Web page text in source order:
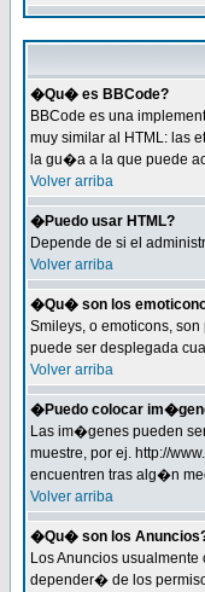
�Qu� es BBCode?
BBCode es una
muy similar al HTML: las
la gu�a a la que puede
Volver arriba
�Puedo usar HTML?
Depende de si el
Volver arriba
�Qu� son los
Smileys, o emoticons,
puede ser desplegada
Volver arriba
�Puedo colocar
Las im�genes pueden
muestre, por ej. http://
encuentren tras alg�n
Volver arriba
�Qu� son los
Los Anuncios
depender� de los